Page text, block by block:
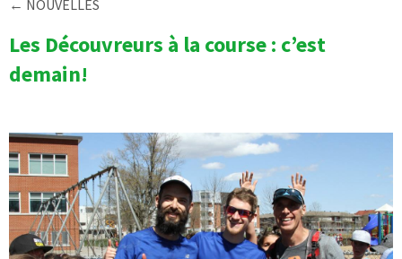
← NOUVELLES
Les Découvreurs à la course : c’est
demain!